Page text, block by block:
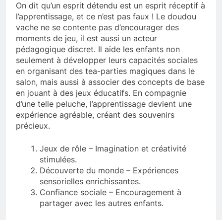
On dit qu’un esprit détendu est un esprit réceptif à
l’apprentissage, et ce n’est pas faux ! Le doudou
vache ne se contente pas d’encourager des
moments de jeu, il est aussi un acteur
pédagogique discret. Il aide les enfants non
seulement à développer leurs capacités sociales
en organisant des tea-parties magiques dans le
salon, mais aussi à associer des concepts de base
en jouant à des jeux éducatifs. En compagnie
d’une telle peluche, l’apprentissage devient une
expérience agréable, créant des souvenirs
précieux.
Jeux de rôle – Imagination et créativité
stimulées.
Découverte du monde – Expériences
sensorielles enrichissantes.
Confiance sociale – Encouragement à
partager avec les autres enfants.